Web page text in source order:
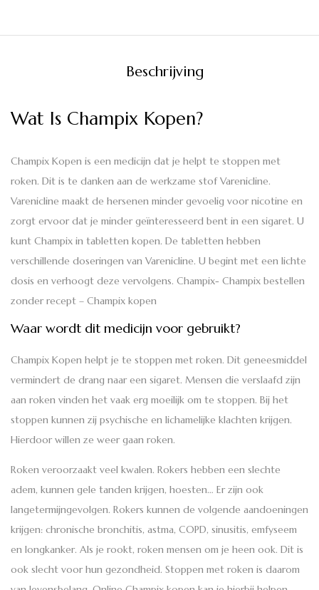
Beschrijving
Wat Is Champix Kopen?
Champix Kopen is ​​een medicijn dat je helpt te stoppen met
roken. Dit is te danken aan de werkzame stof Varenicline.
Varenicline maakt de hersenen minder gevoelig voor nicotine en
zorgt ervoor dat je minder geïnteresseerd bent in een sigaret. U
kunt Champix in tabletten kopen. De tabletten hebben
verschillende doseringen van Varenicline. U begint met een lichte
dosis en verhoogt deze vervolgens. Champix- Champix bestellen
zonder recept – Champix kopen
Waar wordt dit medicijn voor gebruikt?
Champix Kopen helpt je te stoppen met roken. Dit geneesmiddel
vermindert de drang naar een sigaret. Mensen die verslaafd zijn
aan roken vinden het vaak erg moeilijk om te stoppen. Bij het
stoppen kunnen zij psychische en lichamelijke klachten krijgen.
Hierdoor willen ze weer gaan roken.
Roken veroorzaakt veel kwalen. Rokers hebben een slechte
adem, kunnen gele tanden krijgen, hoesten… Er zijn ook
langetermijngevolgen. Rokers kunnen de volgende aandoeningen
krijgen: chronische bronchitis, astma, COPD, sinusitis, emfyseem
en longkanker. Als je rookt, roken mensen om je heen ook. Dit is
ook slecht voor hun gezondheid. Stoppen met roken is daarom